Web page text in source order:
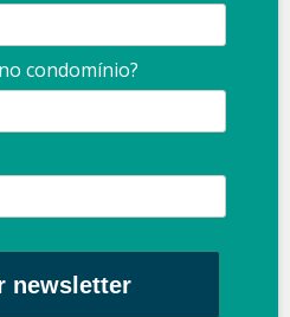
condomínio?
newsletter